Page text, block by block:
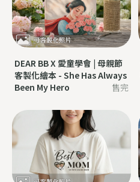
DEAR BB X 愛童學會 | 母親節
客製化繪本 - She Has Always
Been My Hero
售完